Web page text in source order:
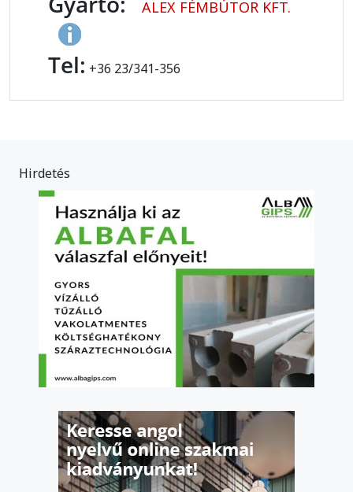
ALEX FÉMBÚTOR KFT.
Tel: +36 23/341-356
Hirdetés